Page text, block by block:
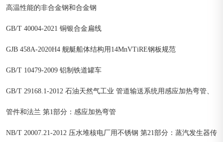
高温性能的非合金钢和合金钢
GB/T 40004-2021 铜银合金扁线
GJB 458A-2020H4 舰艇船体结构用14MnVTiRE钢板规范
GB/T 10479-2009 铝制铁道罐车
GB/T 29168.1-2012 石油天然气工业 管道输送系统用感应加热弯管、
管件和法兰 第1部分：感应加热弯管
NB/T 20007.21-2012 压水堆核电厂用不锈钢 第21部分：蒸汽发生器传